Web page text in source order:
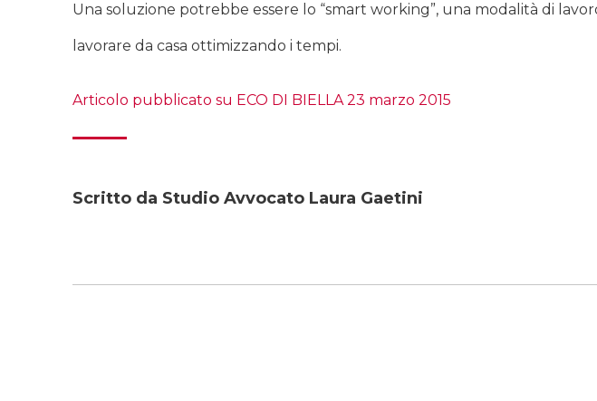
Una soluzione potrebbe essere lo “smart working”, una modalità di
lavorare da casa ottimizzando i tempi.
Articolo pubblicato su ECO DI BIELLA 23 marzo 2015
Scritto da Studio Avvocato Laura Gaetini